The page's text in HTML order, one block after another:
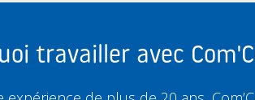
travailler avec